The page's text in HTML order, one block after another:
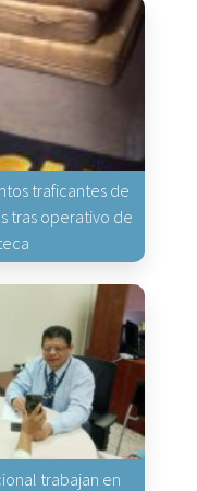
traficantes de
tras operativo de
trabajan en